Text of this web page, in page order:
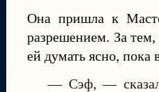
Она пришла к
разрешением. За
ей думать ясно, пока
— Сэф, —